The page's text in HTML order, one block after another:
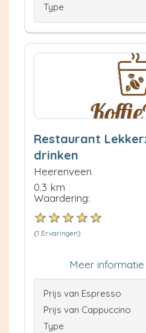
Type
Restaurant
drinken
Heerenveen
0.3 km
Waardering:
(1 Ervaringen)
Meer informatie
Prijs van Espresso
Prijs van Cappuccino
Type